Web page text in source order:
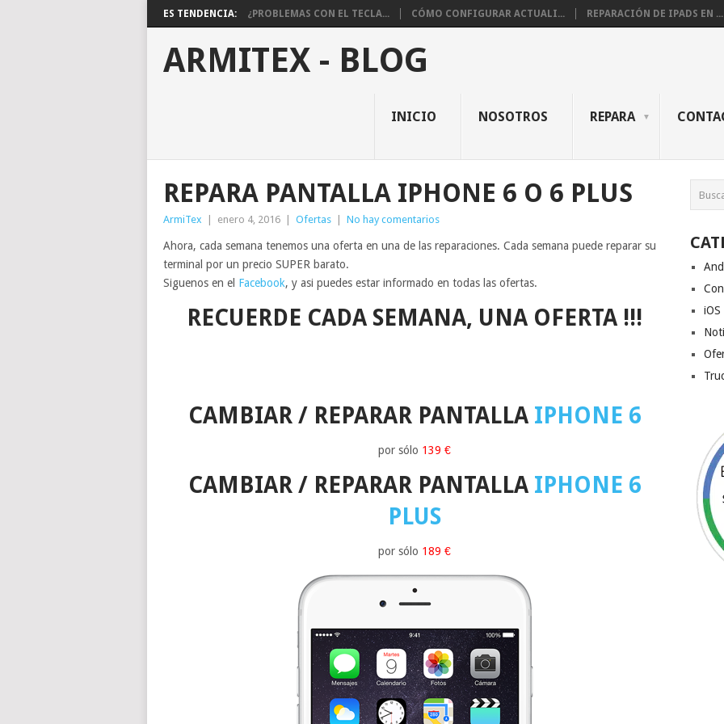
ES TENDENCIA: ¿PROBLEMAS CON EL TECLA... CÓMO CONFIGURAR ACTUALI... REPARACIÓN DE IPADS EN ...
ARMITEX - BLOG
INICIO NOSOTROS REPARA
REPARA PANTALLA IPHONE 6 O 6 PLUS
ArmiTex enero 4, 2016 Ofertas No hay comentarios
Ahora, cada semana tenemos una oferta en una de las reparaciones. Cada semana puede reparar su
terminal por un precio SUPER barato.
Siguenos en el Facebook, y asi puedes estar informado en todas las ofertas.
RECUERDE CADA SEMANA, UNA OFERTA !!!
CAMBIAR / REPARAR PANTALLA IPHONE 6
por sólo 139 €
CAMBIAR / REPARAR PANTALLA IPHONE 6
PLUS
por sólo 189 €
iOS